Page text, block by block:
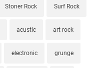
Stoner Rock Surf Rock
acustic art rock
electronic grunge